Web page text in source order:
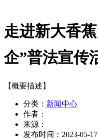
走进新大香
企”普法宣传
【概要描述】
分类： 新闻中心
作者：
来源：
发布时间： 2023-05-17